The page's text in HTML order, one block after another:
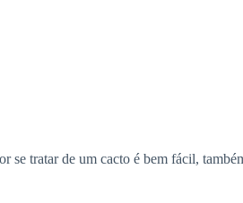
se tratar de um cacto é bem fácil,